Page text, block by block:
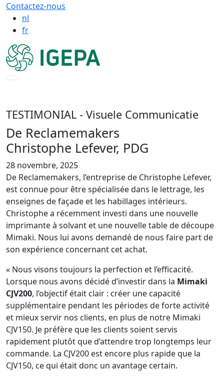
Contactez-nous
nl
fr
TESTIMONIAL - Visuele Communicatie
De Reclamemakers
Christophe Lefever, PDG
28 novembre, 2025
De Reclamemakers, l’entreprise de Christophe Lefever,
est connue pour être spécialisée dans le lettrage, les
enseignes de façade et les habillages intérieurs.
Christophe a récemment investi dans une nouvelle
imprimante à solvant et une nouvelle table de découpe
Mimaki. Nous lui avons demandé de nous faire part de
son expérience concernant cet achat.
« Nous visons toujours la perfection et l’efficacité.
Lorsque nous avons décidé d’investir dans la Mimaki
CJV200, l’objectif était clair : créer une capacité
supplémentaire pendant les périodes de forte activité
et mieux servir nos clients, en plus de notre Mimaki
CJV150. Je préfère que les clients soient servis
rapidement plutôt que d’attendre trop longtemps leur
commande. La CJV200 est encore plus rapide que la
CJV150, ce qui était donc un avantage certain.